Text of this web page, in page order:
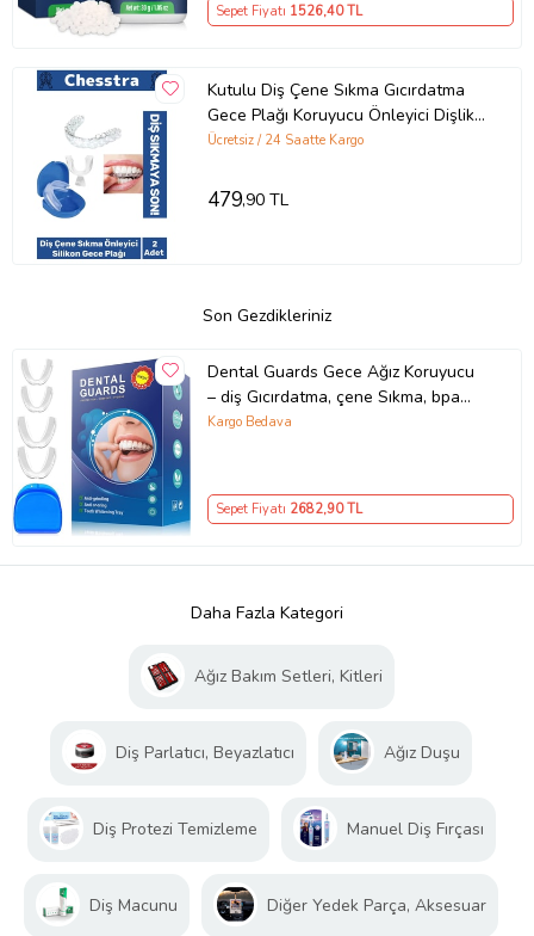
Sepet Fiyatı 1526,40 TL
Kutulu Diş Çene Sıkma Gıcırdatma
Gece Plağı Koruyucu Önleyici Dişlik
Uyku Silikon Aparatı 2 Adet
Ücretsiz / 24 Saatte Kargo
479,90 TL
Son Gezdikleriniz
Dental Guards Gece Ağız Koruyucu
– diş Gıcırdatma, çene Sıkma, bpa
Içermez, rahat Uyku Için Özel
Kargo Bedava
Sepet Fiyatı 2682,90 TL
Daha Fazla Kategori
Ağız Bakım Setleri, Kitleri
Diş Parlatıcı, Beyazlatıcı Ağız Duşu
Diş Protezi Temizleme Manuel Diş Fırçası
Diş Macunu Diğer Yedek Parça, Aksesuar